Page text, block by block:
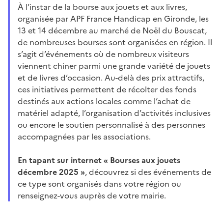
À l’instar de la bourse aux jouets et aux livres,
organisée par APF France Handicap en Gironde, les
13 et 14 décembre au marché de Noël du Bouscat,
de nombreuses bourses sont organisées en région. Il
s’agit d’événements où de nombreux visiteurs
viennent chiner parmi une grande variété de jouets
et de livres d’occasion. Au-delà des prix attractifs,
ces initiatives permettent de récolter des fonds
destinés aux actions locales comme l’achat de
matériel adapté, l’organisation d’activités inclusives
ou encore le soutien personnalisé à des personnes
accompagnées par les associations.
En tapant sur internet « Bourses aux jouets
décembre 2025 », découvrez si des événements de
ce type sont organisés dans votre région ou
renseignez-vous auprès de votre mairie.